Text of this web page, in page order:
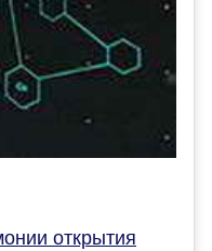
открытия